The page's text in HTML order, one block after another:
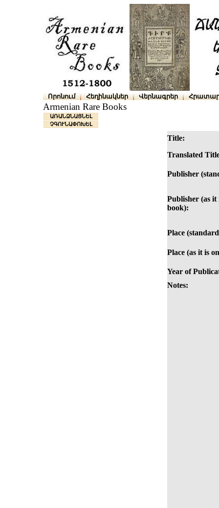
Որոնում Հեղինակներ Վերնագրեր
Armenian Rare Books
ԱՌԱՆՁՆԱՑՆԵԼ
ՉԳՈՒՆԱՓՈԽԵԼ
Title:
Translated
Publisher
Publisher (as it
book):
Place
Place (as it is
Year of
Notes: